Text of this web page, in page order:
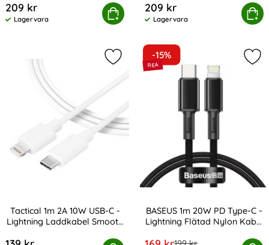
209 kr
Tillgänglighet:
Lagervara
Köp
30W PD QC USB-C / USB-A Väggladdare Svart
209 kr
Tillgänglighet:
Lagervara
Köp
Tech-Protect 20W Väggladdare PD
Tactical 1m 2A 10W USB-C -
Lightning Laddkabel Smooth
Markera tactical 1m 2A 10W USB-
-15%
BASEUS 1m 20W PD Type-C -
Lightning Flätad Nylon Kabel
tidigare pris